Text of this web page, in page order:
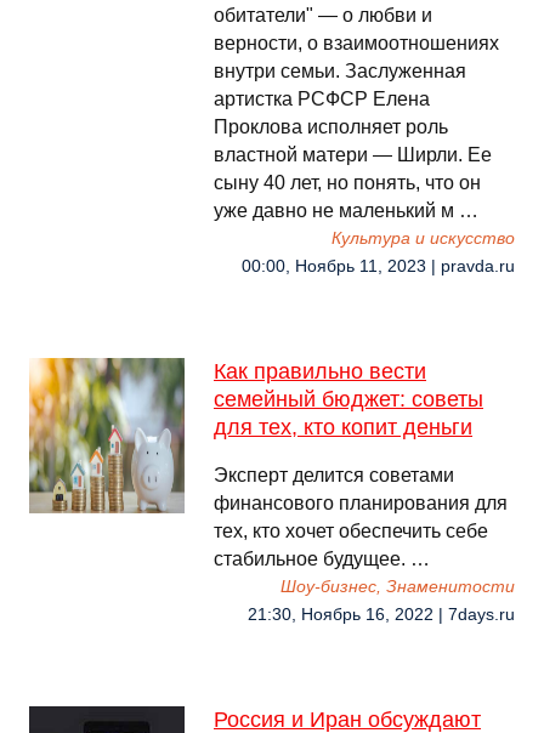
обитатели" — о любви и
верности, о взаимоотношениях
внутри семьи. Заслуженная
артистка РСФСР Елена
Проклова исполняет роль
властной матери — Ширли. Ее
сыну 40 лет, но понять, что он
уже давно не маленький м …
Культура и искусство
00:00, Ноябрь 11, 2023 | pravda.ru
Как правильно вести
семейный бюджет: советы
для тех, кто копит деньги
Эксперт делится советами
финансового планирования для
тех, кто хочет обеспечить себе
стабильное будущее. …
Шоу-бизнес, Знаменитости
21:30, Ноябрь 16, 2022 | 7days.ru
Россия и Иран обсуждают